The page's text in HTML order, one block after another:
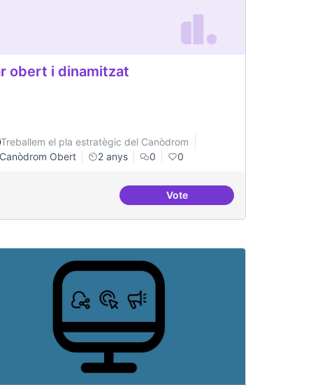
específiques
obert i dinamitzat
Treballem el pla estratègic del Canòdrom
Canòdrom Obert
2 anys 0 0
VoteBar obert i dinamitzat